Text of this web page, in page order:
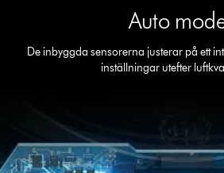
Auto
De inbyggda sensorerna justerar på ett
inställningar utefter